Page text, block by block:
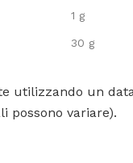
1 g
30 g
utilizzando un
possono variare).